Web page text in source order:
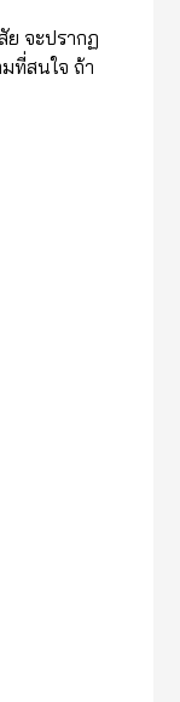
ย จะปรากฏ
ที่สนใจ ถ้า